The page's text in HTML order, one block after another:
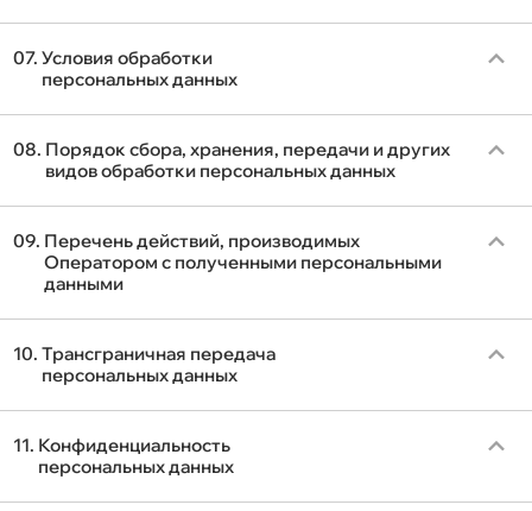
07.Условия обработки
персональных данных
08. Порядок сбора, хранения, передачи и других
видов обработки персональных данных
09. Перечень действий, производимых
Оператором с полученными персональными
данными
10.Трансграничная передача
персональных данных
11. Конфиденциальность
персональных данных